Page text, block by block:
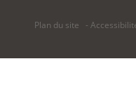
Plan du site